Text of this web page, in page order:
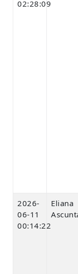
02:28:09
2026-
06-11
00:14:22
Eliana